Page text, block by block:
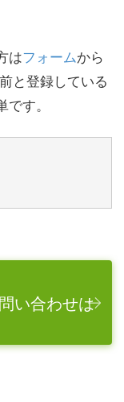
はフォームから
と登録している
す。
い合わせは